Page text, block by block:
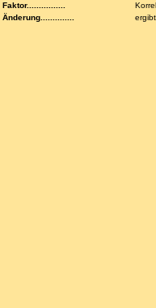
Faktor................
Änderung..............